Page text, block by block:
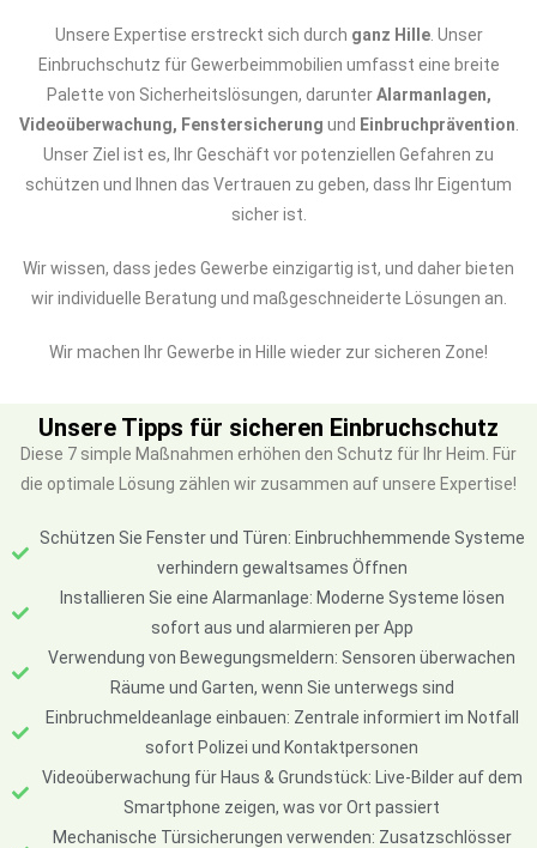
Unsere Expertise erstreckt sich durch ganz Hille. Unser
Einbruchschutz für Gewerbeimmobilien umfasst eine breite
Palette von Sicherheitslösungen, darunterAlarmanlagen,
Videoüberwachung, Fenstersicherung und Einbruchprävention
Unser Ziel ist es, Ihr Geschäft vor potenziellen Gefahren zu
schützen und Ihnen das Vertrauen zu geben, dass Ihr Eigentum
sicher ist.
Wir wissen, dass jedes Gewerbe einzigartig ist, und daher bieten
wir individuelle Beratung und maßgeschneiderte Lösungen an.
Wir machen Ihr Gewerbe in Hille wieder zur sicheren Zone!
Unsere Tipps für sicheren Einbruchschutz
Diese 7 simple Maßnahmen erhöhen den Schutz für Ihr Heim. Für
die optimale Lösung zählen wir zusammen auf unsere Expertise!
Schützen Sie Fenster und Türen: Einbruchhemmende Systeme
verhindern gewaltsames Öffnen
Installieren Sie eine Alarmanlage: Moderne Systeme lösen
sofort aus und alarmieren per App
Verwendung von Bewegungsmeldern: Sensoren überwachen
Räume und Garten, wenn Sie unterwegs sind
Einbruchmeldeanlage einbauen: Zentrale informiert im Notfall
sofort Polizei und Kontaktpersonen
Videoüberwachung für Haus & Grundstück: Live-Bilder auf dem
Smartphone zeigen, was vor Ort passiert
Mechanische Türsicherungen verwenden: Zusatzschlösser